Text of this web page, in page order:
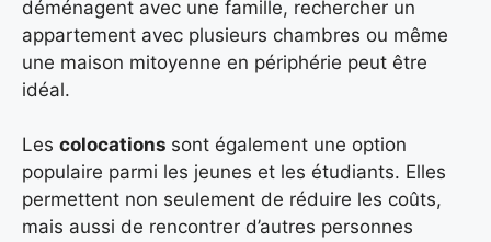
déménagent avec une famille, rechercher un
appartement avec plusieurs chambres ou même
une maison mitoyenne en périphérie peut être
idéal.
Les colocations sont également une option
populaire parmi les jeunes et les étudiants. Elles
permettent non seulement de réduire les coûts,
mais aussi de rencontrer d’autres personnes